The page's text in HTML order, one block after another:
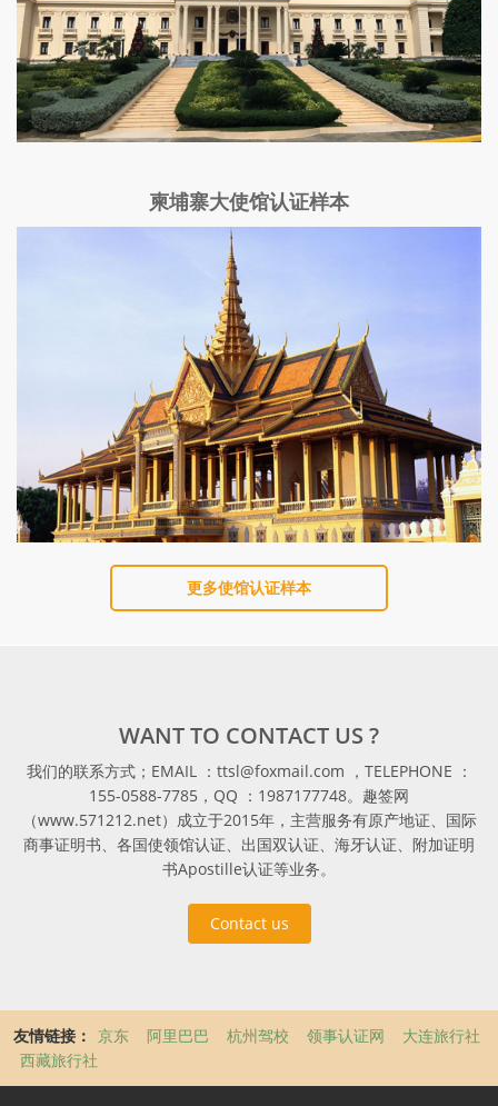
柬埔寨大使馆认证样本
更多使馆认证样本
WANT TO CONTACT US ?
我们的联系方式；EMAIL ：ttsl@foxmail.com ，TELEPHONE ：
155-0588-7785，QQ ：1987177748。趣签网
（www.571212.net）成立于2015年，主营服务有原产地证、国际
商事证明书、各国使领馆认证、出国双认证、海牙认证、附加证明
书Apostille认证等业务。
Contact us
友情链接： 京东 阿里巴巴 杭州驾校 领事认证网
大连旅行社
西藏旅行社